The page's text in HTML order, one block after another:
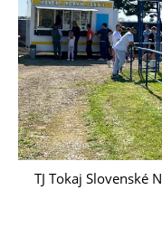
TJ Tokaj Slovenské